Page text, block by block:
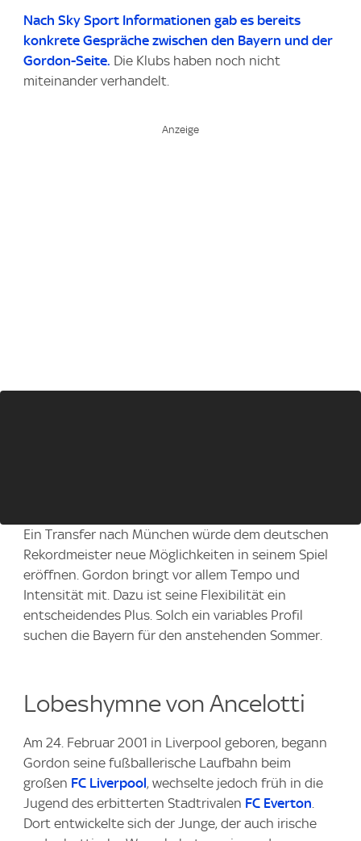
Nach Sky Sport Informationen gab es bereits
konkrete Gespräche zwischen den Bayern und der
Gordon-Seite. Die Klubs haben noch nicht
miteinander verhandelt.
Ein Transfer nach München würde dem deutschen
Rekordmeister neue Möglichkeiten in seinem Spiel
eröffnen. Gordon bringt vor allem Tempo und
Intensität mit. Dazu ist seine Flexibilität ein
entscheidendes Plus. Solch ein variables Profil
suchen die Bayern für den anstehenden Sommer.
Lobeshymne von Ancelotti
Am 24. Februar 2001 in Liverpool geboren, begann
Gordon seine fußballerische Laufbahn beim
großen FC Liverpool, wechselte jedoch früh in die
Jugend des erbitterten Stadtrivalen FC Everton
Dort entwickelte sich der Junge, der auch irische